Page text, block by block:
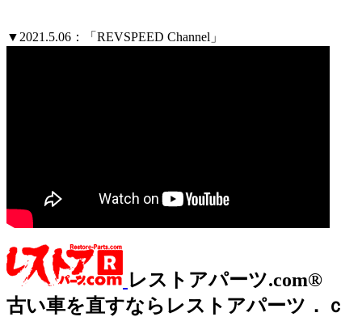
▼2021.5.06：「REVSPEED Channel」
レストアパーツ.com®
古い車を直すならレストアパーツ．ｃ